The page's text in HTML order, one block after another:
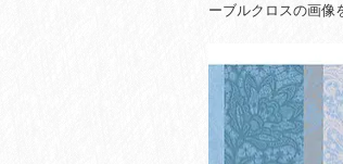
ーブルクロスの画像